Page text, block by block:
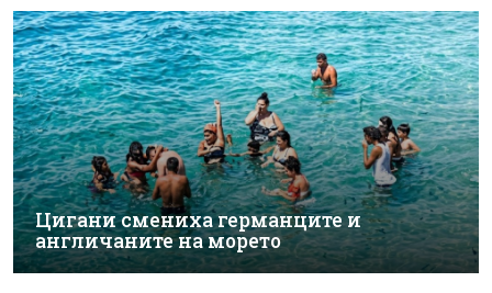
Цигани смениха германците и
англичаните на морето